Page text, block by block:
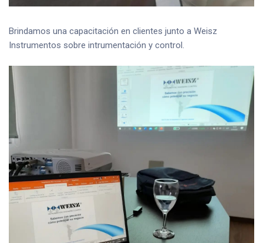
Brindamos una capacitación en clientes junto a Weisz
Instrumentos sobre intrumentación y control.